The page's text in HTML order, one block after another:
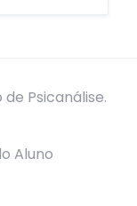
Psicanálise.
Aluno